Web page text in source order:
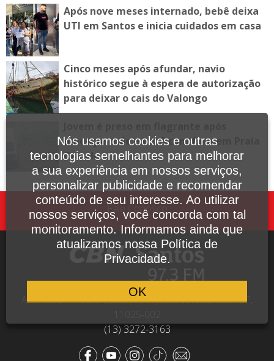
Após nove meses internado, bebê deixa
UTI em Santos e inicia cuidados em casa
Cinco meses após afundar, navio
histórico segue à espera de autorização
para deixar o cais do Valongo
ameaçar mãe e irmã com faca em Praia
Grande
Fale Conosco
Avenida Dr. Pedro Lessa, 1640, sala 809, Santos - SP,
(13) 3272-3163
Nós usamos cookies e outras
tecnologias semelhantes para melhorar
a sua experiência em nossos serviços,
personalizar publicidade e recomendar
conteúdo de seu interesse. Ao utilizar
nossos serviços, você concorda com tal
monitoramento. Informamos ainda que
atualizamos nossa Política de
Privacidade.
OK